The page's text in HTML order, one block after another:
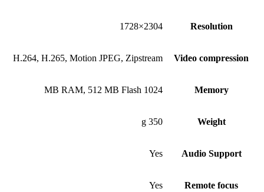
Resolution
2304×1728
Video compression
H.264, H.265, Motion JPEG, Zipstream
Memory
1024 MB RAM, 512 MB Flash
Weight
350 g
Audio Support
Yes
Remote focus
Yes